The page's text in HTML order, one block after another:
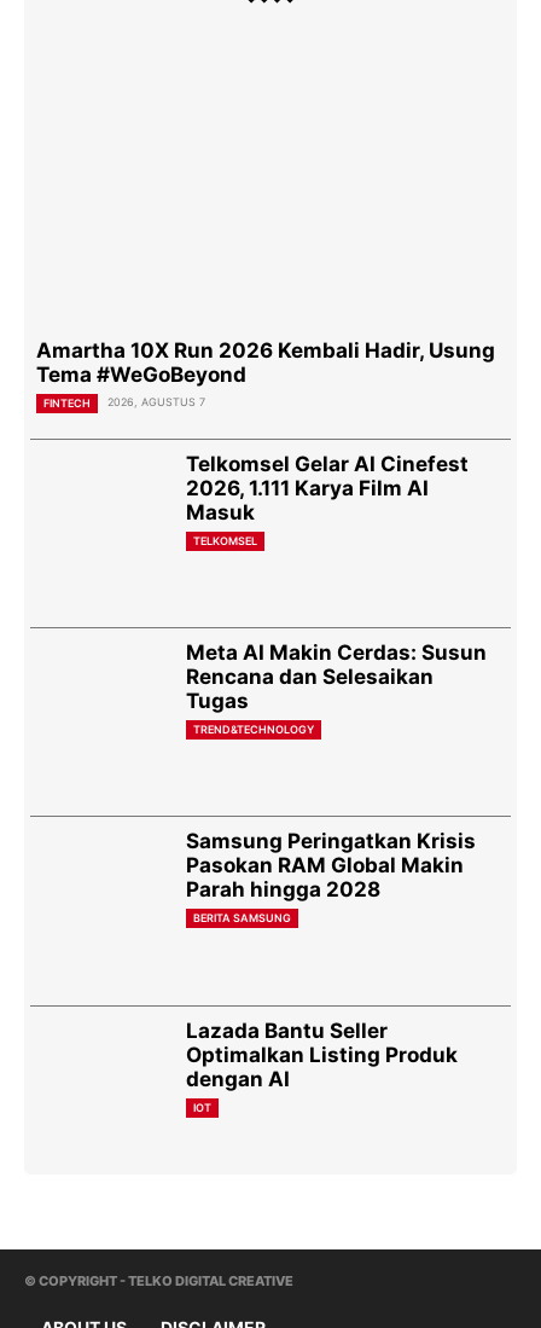
Amartha 10X Run 2026 Kembali Hadir, Usung
Tema #WeGoBeyond
FINTECH 2026, AGUSTUS 7
Telkomsel Gelar AI Cinefest
2026, 1.111 Karya Film AI
Masuk
TELKOMSEL
Meta AI Makin Cerdas: Susun
Rencana dan Selesaikan
Tugas
TREND&TECHNOLOGY
Samsung Peringatkan Krisis
Pasokan RAM Global Makin
Parah hingga 2028
BERITA SAMSUNG
Lazada Bantu Seller
Optimalkan Listing Produk
dengan AI
IOT
© COPYRIGHT - TELKO DIGITAL CREATIVE